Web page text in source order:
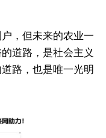
，但未来的农业一
道路，是社会主义
路，也是唯一光明